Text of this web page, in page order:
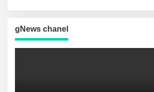
gNews chanel